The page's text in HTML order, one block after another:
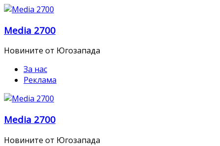
Skip
content
Media 2700
Новините от Югозапада
За нас
Реклама
Media 2700
Новините от Югозапада